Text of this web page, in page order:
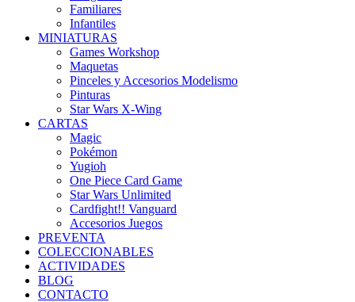
Familiares
Infantiles
MINIATURAS
Games Workshop
Maquetas
Pinceles y Accesorios Modelismo
Pinturas
Star Wars X-Wing
CARTAS
Magic
Pokémon
Yugioh
One Piece Card Game
Star Wars Unlimited
Cardfight!! Vanguard
Accesorios Juegos
PREVENTA
COLECCIONABLES
ACTIVIDADES
BLOG
CONTACTO